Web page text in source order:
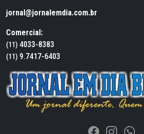
jornal@jornalemdia.com.br
Comercial:
(11) 4033-8383
(11) 9.7417-6403